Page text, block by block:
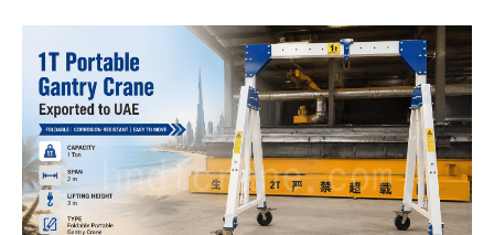
завершив заводські випробування
Отримайте своє індивідуальне рішення